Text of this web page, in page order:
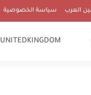
العرب سياسة الخصوصية
UNITEDKINGDOM